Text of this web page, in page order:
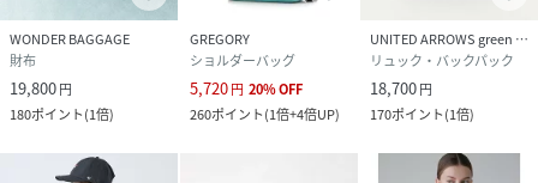
WONDER BAGGAGE
財布
19,800円
180ポイント(1倍)
GREGORY
ショルダーバッグ
5,720円 20%OFF
260ポイント(1倍+4倍UP)
UNITED ARROWS green label relaxing
リュック・バックパック
18,700円
170ポイント(1倍)